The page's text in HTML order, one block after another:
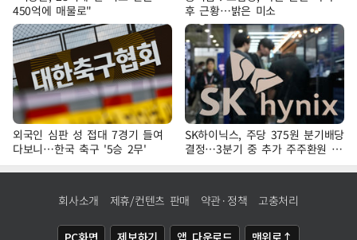
450억에 매물로"
후 근황…밝은 미소
외국인 심판 성 접대 7경기 들여
다보니…한국 축구 '5승 2무'
SK하이닉스, 주당 375원 분기배당
결정…3분기 중 추가 주주환원 발
표
회사소개 제휴/컨텐츠 판매 약관·정책 고충처리
PC화면 제보하기 앱 다운로드 맨위로↑